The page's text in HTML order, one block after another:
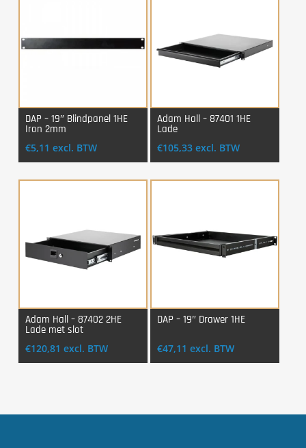
Login Voor Aankoop
DAP – 19″ Blindpanel 1HE
Iron 2mm
€5,11 excl. BTW
Login Voor Aankoop
Adam Hall – 87401 1HE
Lade
€105,33 excl. BTW
Login Voor Aankoop
Adam Hall – 87402 2HE
Lade met slot
€120,81 excl. BTW
DAP – 19″ Drawer 1HE
€47,11 excl. BTW